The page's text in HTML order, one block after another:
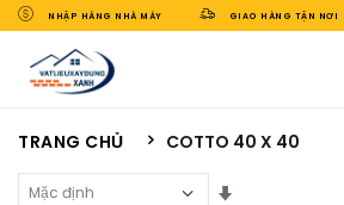
NHẬP HÀNG NHÀ MÁY GIAO HÀNG TẬN NƠI
TRANG CHỦ COTTO 40 X 40
Sắp Xếp Theo